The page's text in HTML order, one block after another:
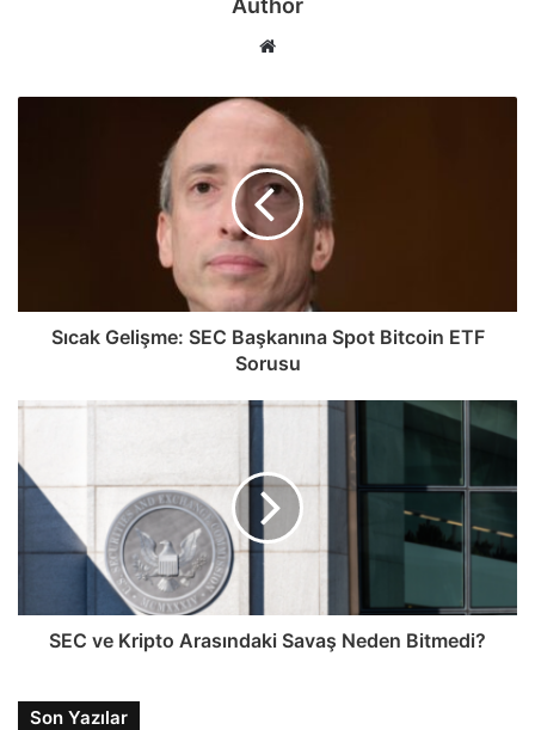
Author
Web
Sıcak Gelişme: SEC Başkanına Spot Bitcoin ETF
Sorusu
SEC ve Kripto Arasındaki Savaş Neden Bitmedi?
Son Yazılar